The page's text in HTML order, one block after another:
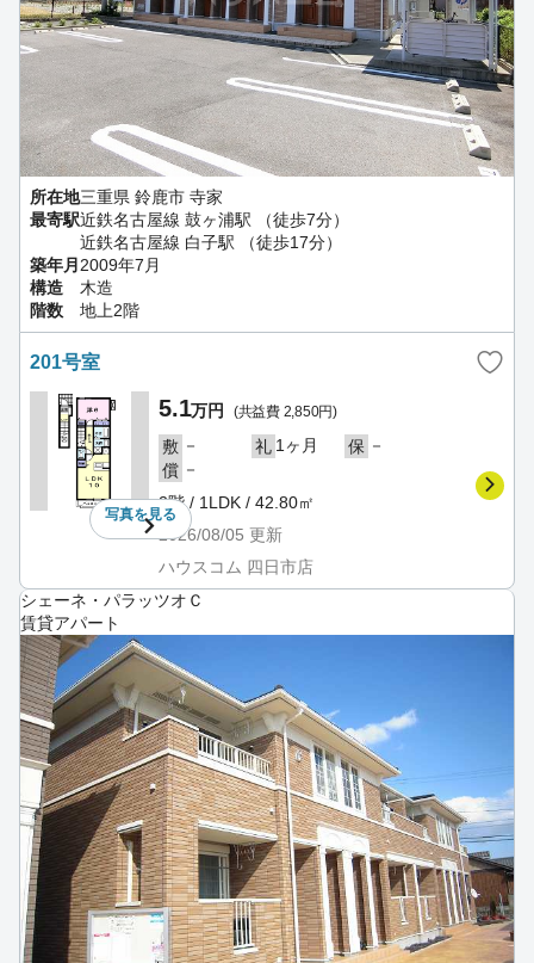
所在地三重県 鈴鹿市 寺家
最寄駅近鉄名古屋線 鼓ヶ浦駅 （徒歩7分）
近鉄名古屋線 白子駅 （徒歩17分）
築年月 2009年7月
構造
木造
階数
地上2階
201号室
写真を見る
5.1万円 (共益費 2,850円)
敷 － 礼 1ヶ月 保 －
償 －
2階 / 1LDK / 42.80㎡
2026/08/05 更新
ハウスコム 四日市店
シェーネ・パラッツオＣ
賃貸アパート